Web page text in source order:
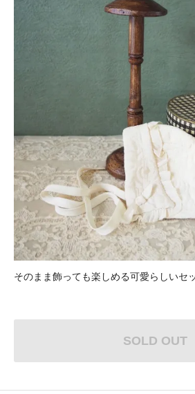
そのまま飾っても楽しめる可愛らしいセ
SOLD OUT